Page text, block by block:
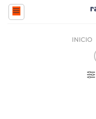
Saltar
INICIO